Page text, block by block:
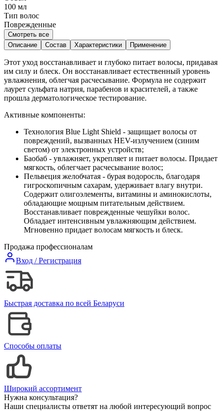
100 мл
Тип волос
Поврежденные
Смотреть все
Описание
Состав Характеристики Применение
Этот уход восстанавливает и глубоко питает волосы, придавая
им силу и блеск. Он восстанавливает естественный уровень
увлажнения, облегчая расчесывание. Формула не содержит
лаурет сульфата натрия, парабенов и красителей, а также
прошла дерматологическое тестирование.
Активные компоненты:
Технология Blue Light Shield - защищает волосы от
повреждений, вызванных HEV-излучением (синим
светом) от электронных устройств;
Баобаб - увлажняет, укрепляет и питает волосы. Придает
мягкость, облегчает расчесывание волос;
Пельвеция желобчатая - бурая водоросль, благодаря
гигроскопичным сахарам, удерживает влагу внутри.
Содержит олигоэлементы, витамины и аминокислоты,
обладающие мощным питательным действием.
Восстанавливает поврежденные чешуйки волос.
Обладает интенсивным увлажняющим действием.
Мгновенно придает волосам мягкость и блеск.
Продажа профессионалам
Вход / Регистрация
Быстрая доставка по всей Беларуси
Способы оплаты
Широкий ассортимент
Нужна консультация?
Наши специалисты ответят на любой интересующий вопрос